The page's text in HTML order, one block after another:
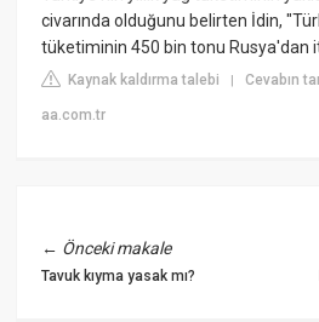
civarında olduğunu belirten İdin,
tüketiminin 450 bin tonu Rusya'dan
Kaynak kaldırma talebi |Cevabın
aa.com.tr
← Önceki makale
Tavuk kıyma yasak mı?